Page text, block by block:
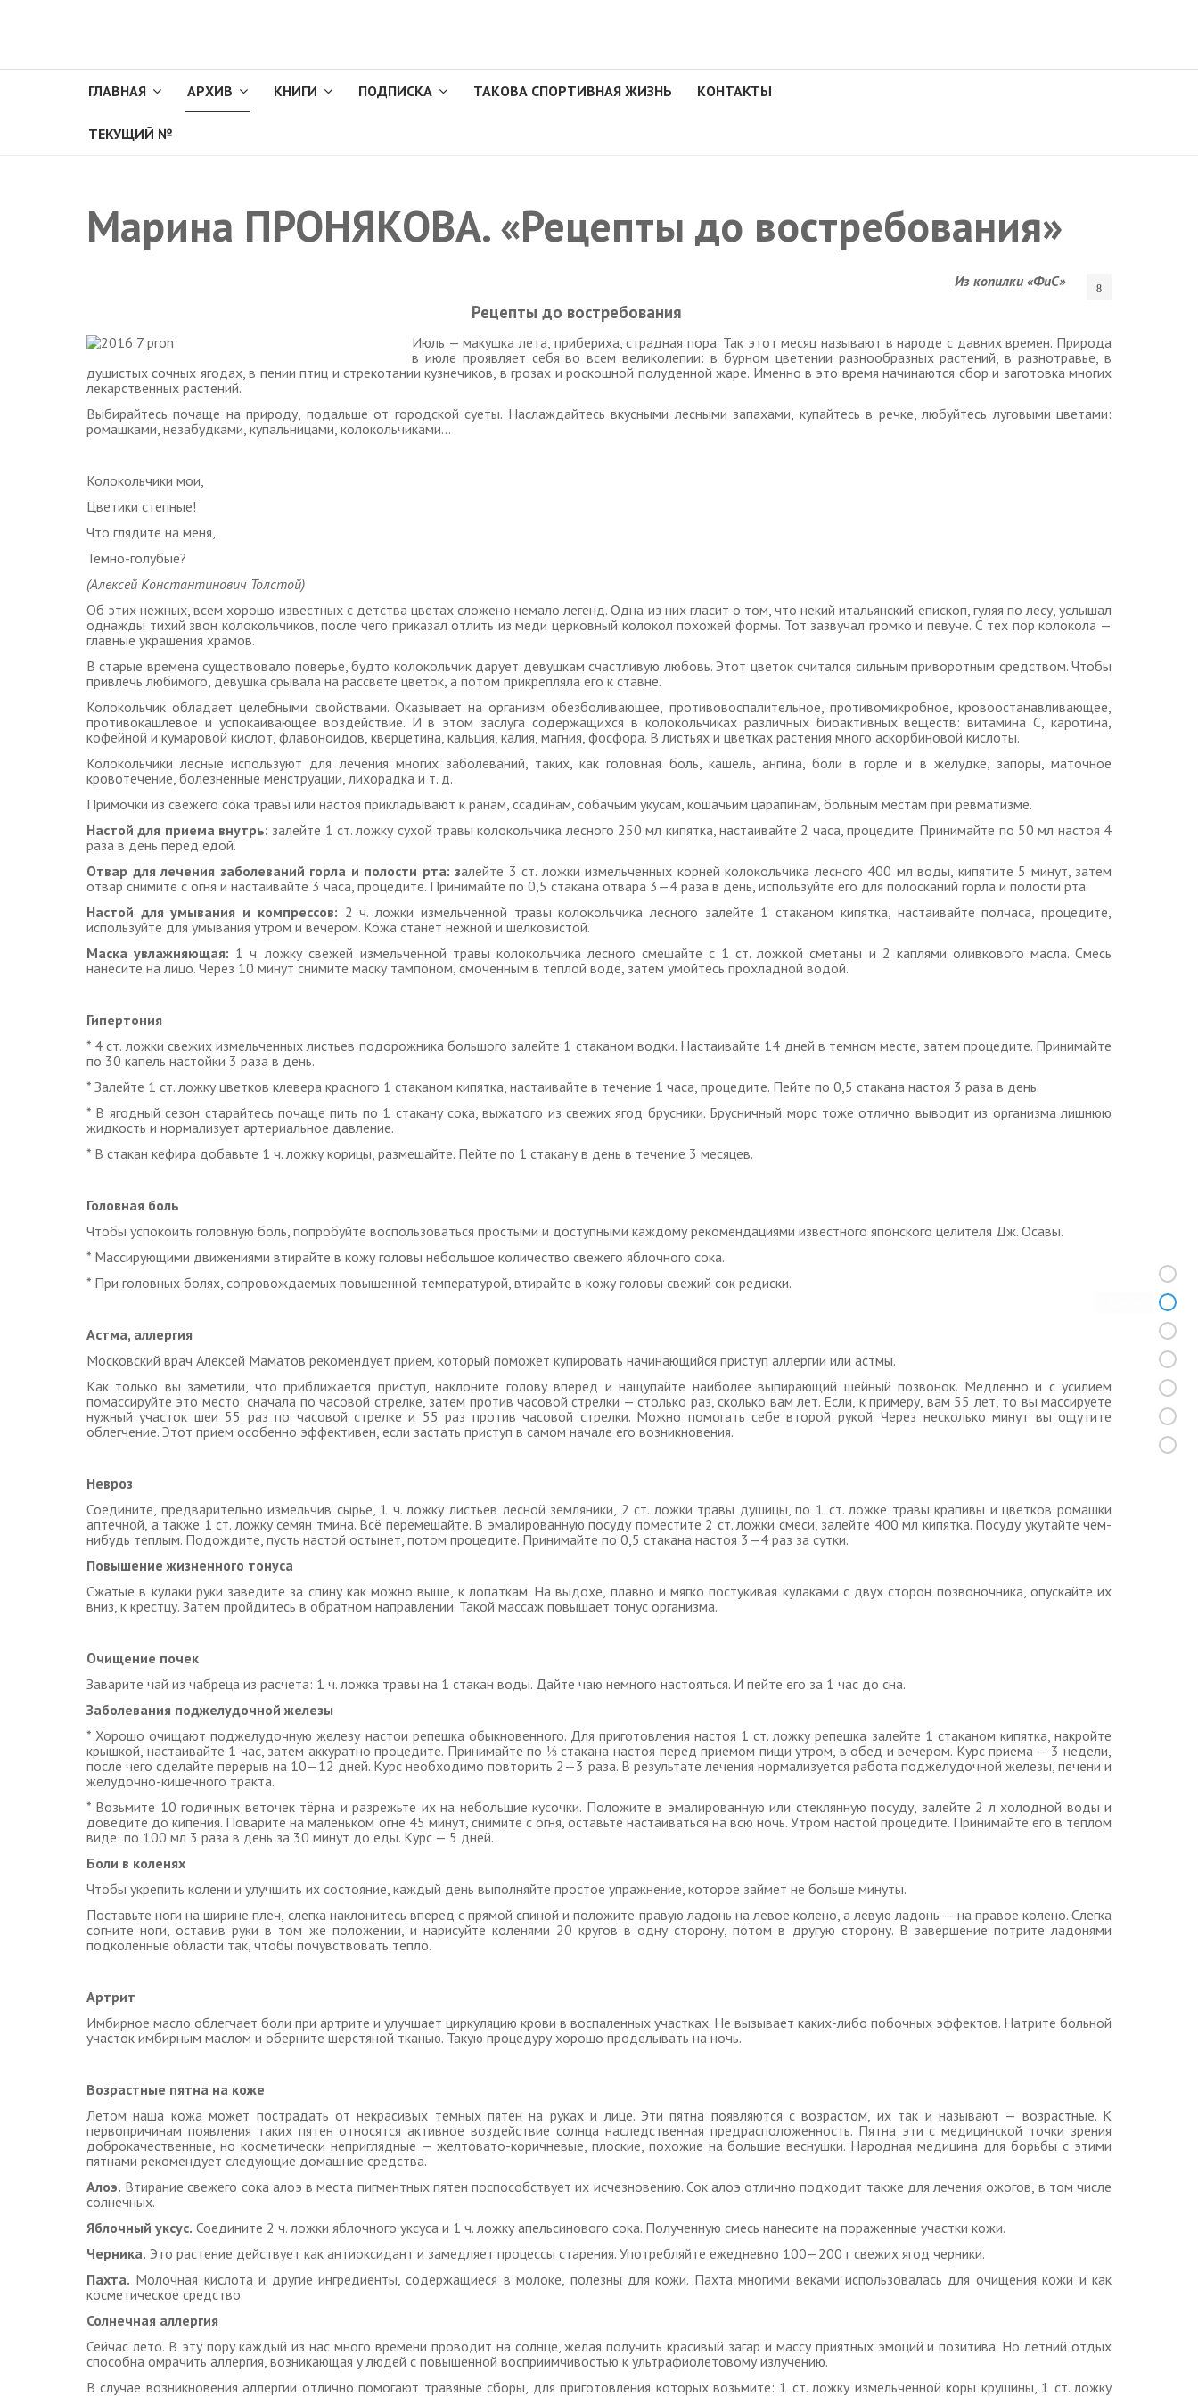
ГЛАВНАЯ АРХИВ КНИГИ ПОДПИСКА ТАКОВА СПОРТИВНАЯ ЖИЗНЬ КОНТАКТЫ
ТЕКУЩИЙ №
Марина ПРОНЯКОВА. «Рецепты до востребования»
Из копилки «ФиС»
Рецепты до востребования
Июль — макушка лета, прибериха, страдная пора. Так этот месяц называют в народе с давних времен. Природа
в июле проявляет себя во всем великолепии: в бурном цветении разнообразных растений, в разнотравье, в
душистых сочных ягодах, в пении птиц и стрекотании кузнечиков, в грозах и роскошной полуденной жаре. Именно в это время начинаются сбор и заготовка многих
лекарственных растений.
Выбирайтесь почаще на природу, подальше от городской суеты. Наслаждайтесь вкусными лесными запахами, купайтесь в речке, любуйтесь луговыми цветами:
ромашками, незабудками, купальницами, колокольчиками…
Колокольчики мои,
Цветики степные!
Что глядите на меня,
Темно-голубые?
(Алексей Константинович Толстой)
Об этих нежных, всем хорошо известных с детства цветах сложено немало легенд. Одна из них гласит о том, что некий итальянский епископ, гуляя по лесу, услышал
однажды тихий звон колокольчиков, после чего приказал отлить из меди церковный колокол похожей формы. Тот зазвучал громко и певуче. С тех пор колокола —
главные украшения храмов.
В старые времена существовало поверье, будто колокольчик дарует девушкам счастливую любовь. Этот цветок считался сильным приворотным средством. Чтобы
привлечь любимого, девушка срывала на рассвете цветок, а потом прикрепляла его к ставне.
Колокольчик обладает целебными свойствами. Оказывает на организм обезболивающее, противовоспалительное, противомикробное, кровоостанавливающее,
противокашлевое и успокаивающее воздействие. И в этом заслуга содержащихся в колокольчиках различных биоактивных веществ: витамина С, каротина,
кофейной и кумаровой кислот, флавоноидов, кверцетина, кальция, калия, магния, фосфора. В листьях и цветках растения много аскорбиновой кислоты.
Колокольчики лесные используют для лечения многих заболеваний, таких, как головная боль, кашель, ангина, боли в горле и в желудке, запоры, маточное
кровотечение, болезненные менструации, лихорадка и т. д.
Примочки из свежего сока травы или настоя прикладывают к ранам, ссадинам, собачьим укусам, кошачьим царапинам, больным местам при ревматизме.
Настой для приема внутрь: залейте 1 ст. ложку сухой травы колокольчика лесного 250 мл кипятка, настаивайте 2 часа, процедите. Принимайте по 50 мл настоя 4
раза в день перед едой.
Отвар для лечения заболеваний горла и полости рта: залейте 3 ст. ложки измельченных корней колокольчика лесного 400 мл воды, кипятите 5 минут, затем
отвар снимите с огня и настаивайте 3 часа, процедите. Принимайте по 0,5 стакана отвара 3—4 раза в день, используйте его для полосканий горла и полости рта.
Настой для умывания и компрессов: 2 ч. ложки измельченной травы колокольчика лесного залейте 1 стаканом кипятка, настаивайте полчаса, процедите,
используйте для умывания утром и вечером. Кожа станет нежной и шелковистой.
Маска увлажняющая: 1 ч. ложку свежей измельченной травы колокольчика лесного смешайте с 1 ст. ложкой сметаны и 2 каплями оливкового масла. Смесь
нанесите на лицо. Через 10 минут снимите маску тампоном, смоченным в теплой воде, затем умойтесь прохладной водой.
Гипертония
* 4 ст. ложки свежих измельченных листьев подорожника большого залейте 1 стаканом водки. Настаивайте 14 дней в темном месте, затем процедите. Принимайте
по 30 капель настойки 3 раза в день.
* Залейте 1 ст. ложку цветков клевера красного 1 стаканом кипятка, настаивайте в течение 1 часа, процедите. Пейте по 0,5 стакана настоя 3 раза в день.
* В ягодный сезон старайтесь почаще пить по 1 стакану сока, выжатого из свежих ягод брусники. Брусничный морс тоже отлично выводит из организма лишнюю
жидкость и нормализует артериальное давление.
* В стакан кефира добавьте 1 ч. ложку корицы, размешайте. Пейте по 1 стакану в день в течение 3 месяцев.
Головная боль
Чтобы успокоить головную боль, попробуйте воспользоваться простыми и доступными каждому рекомендациями известного японского целителя Дж. Осавы.
* Массирующими движениями втирайте в кожу головы небольшое количество свежего яблочного сока.
* При головных болях, сопровождаемых повышенной температурой, втирайте в кожу головы свежий сок редиски.
Астма, аллергия
Московский врач Алексей Маматов рекомендует прием, который поможет купировать начинающийся приступ аллергии или астмы.
Как только вы заметили, что приближается приступ, наклоните голову вперед и нащупайте наиболее выпирающий шейный позвонок. Медленно и с усилием
помассируйте это место: сначала по часовой стрелке, затем против часовой стрелки — столько раз, сколько вам лет. Если, к примеру, вам 55 лет, то вы массируете
нужный участок шеи 55 раз по часовой стрелке и 55 раз против часовой стрелки. Можно помогать себе второй рукой. Через несколько минут вы ощутите
облегчение. Этот прием особенно эффективен, если застать приступ в самом начале его возникновения.
Невроз
Соедините, предварительно измельчив сырье, 1 ч. ложку листьев лесной земляники, 2 ст. ложки травы душицы, по 1 ст. ложке травы крапивы и цветков ромашки
аптечной, а также 1 ст. ложку семян тмина. Всё перемешайте. В эмалированную посуду поместите 2 ст. ложки смеси, залейте 400 мл кипятка. Посуду укутайте чем-
нибудь теплым. Подождите, пусть настой остынет, потом процедите. Принимайте по 0,5 стакана настоя 3—4 раз за сутки.
Повышение жизненного тонуса
Сжатые в кулаки руки заведите за спину как можно выше, к лопаткам. На выдохе, плавно и мягко постукивая кулаками с двух сторон позвоночника, опускайте их
вниз, к крестцу. Затем пройдитесь в обратном направлении. Такой массаж повышает тонус организма.
Очищение почек
Заварите чай из чабреца из расчета: 1 ч. ложка травы на 1 стакан воды. Дайте чаю немного настояться. И пейте его за 1 час до сна.
Заболевания поджелудочной железы
* Хорошо очищают поджелудочную железу настои репешка обыкновенного. Для приготовления настоя 1 ст. ложку репешка залейте 1 стаканом кипятка, накройте
крышкой, настаивайте 1 час, затем аккуратно процедите. Принимайте по ⅓ стакана настоя перед приемом пищи утром, в обед и вечером. Курс приема — 3 недели,
после чего сделайте перерыв на 10—12 дней. Курс необходимо повторить 2—3 раза. В результате лечения нормализуется работа поджелудочной железы, печени и
желудочно-кишечного тракта.
* Возьмите 10 годичных веточек тёрна и разрежьте их на небольшие кусочки. Положите в эмалированную или стеклянную посуду, залейте 2 л холодной воды и
доведите до кипения. Поварите на маленьком огне 45 минут, снимите с огня, оставьте настаиваться на всю ночь. Утром настой процедите. Принимайте его в теплом
виде: по 100 мл 3 раза в день за 30 минут до еды. Курс — 5 дней.
Боли в коленях
Чтобы укрепить колени и улучшить их состояние, каждый день выполняйте простое упражнение, которое займет не больше минуты.
Поставьте ноги на ширине плеч, слегка наклонитесь вперед с прямой спиной и положите правую ладонь на левое колено, а левую ладонь — на правое колено. Слегка
согните ноги, оставив руки в том же положении, и нарисуйте коленями 20 кругов в одну сторону, потом в другую сторону. В завершение потрите ладонями
подколенные области так, чтобы почувствовать тепло.
Артрит
Имбирное масло облегчает боли при артрите и улучшает циркуляцию крови в воспаленных участках. Не вызывает каких-либо побочных эффектов. Натрите больной
участок имбирным маслом и оберните шерстяной тканью. Такую процедуру хорошо проделывать на ночь.
Возрастные пятна на коже
Летом наша кожа может пострадать от некрасивых темных пятен на руках и лице. Эти пятна появляются с возрастом, их так и называют — возрастные. К
первопричинам появления таких пятен относятся активное воздействие солнца наследственная предрасположенность. Пятна эти с медицинской точки зрения
доброкачественные, но косметически неприглядные — желтовато-коричневые, плоские, похожие на большие веснушки. Народная медицина для борьбы с этими
пятнами рекомендует следующие домашние средства.
Алоэ. Втирание свежего сока алоэ в места пигментных пятен поспособствует их исчезновению. Сок алоэ отлично подходит также для лечения ожогов, в том числе
солнечных.
Яблочный уксус. Соедините 2 ч. ложки яблочного уксуса и 1 ч. ложку апельсинового сока. Полученную смесь нанесите на пораженные участки кожи.
Черника. Это растение действует как антиоксидант и замедляет процессы старения. Употребляйте ежедневно 100—200 г свежих ягод черники.
Пахта. Молочная кислота и другие ингредиенты, содержащиеся в молоке, полезны для кожи. Пахта многими веками использовалась для очищения кожи и как
косметическое средство.
Солнечная аллергия
Сейчас лето. В эту пору каждый из нас много времени проводит на солнце, желая получить красивый загар и массу приятных эмоций и позитива. Но летний отдых
способна омрачить аллергия, возникающая у людей с повышенной восприимчивостью к ультрафиолетовому излучению.
В случае возникновения аллергии отлично помогают травяные сборы, для приготовления которых возьмите: 1 ст. ложку измельченной коры крушины, 1 ст. ложку